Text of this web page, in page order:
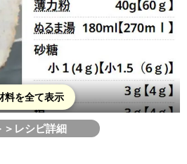
料を全て表示
＞レシピ詳細